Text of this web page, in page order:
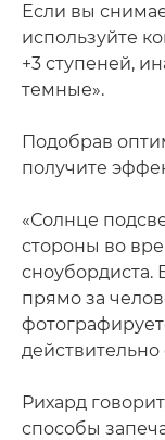
Если вы
используйте
+3 ступеней,
темные».
Подобрав
получите
«Солнце
стороны во
сноубордиста.
прямо за
Рихард
способы